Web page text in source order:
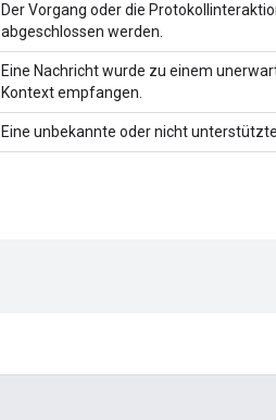
Der Vorgang oder die
abgeschlossen werden.
Eine Nachricht wurde zu einem
Kontext empfangen.
Eine unbekannte oder nicht